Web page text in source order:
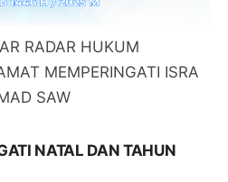
RADAR HUKUM
MEMPERINGATI ISRA
SAW
NATAL DAN TAHUN